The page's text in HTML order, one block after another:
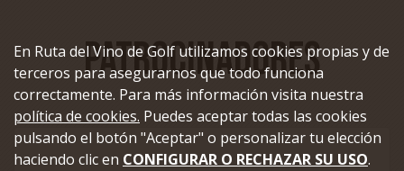
Patrocinadores
En Ruta del Vino de Golf utilizamos cookies propias y de
terceros para asegurarnos que todo funciona
correctamente. Para más información visita nuestra
política de cookies. Puedes aceptar todas las cookies
pulsando el botón "Aceptar" o personalizar tu elección
haciendo clic en CONFIGURAR O RECHAZAR SU USO.